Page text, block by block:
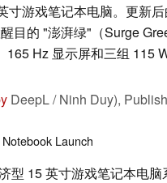
寸游戏笔记本电脑。更新
目的 "澎湃绿"（Surge
165 Hz 显示屏和三组 115
DeepL / Ninh Duy),
Launch
型 15 英寸游戏笔记本电脑